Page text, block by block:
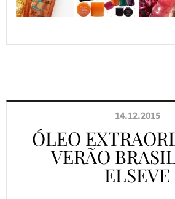
14.12.2015
ÓLEO
VERÃO
ELSEVE